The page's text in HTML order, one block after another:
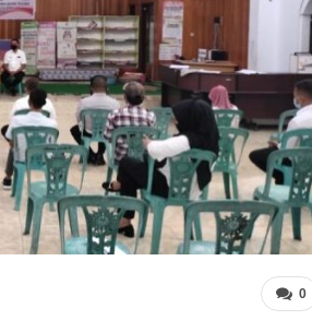
0